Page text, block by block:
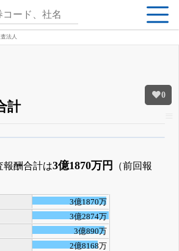
法人
0
計
でβ版をはじめる
と米株版の先行利用も付きます
報酬合計は3億1870万円
（前回報
3億1870万
3億2874万
3億890万
2億8168万